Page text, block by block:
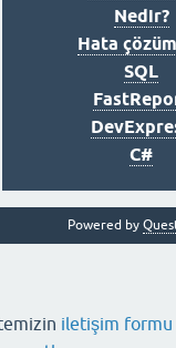
Nedir?
Hata
SQL
C#
Powered by
iletişim formu